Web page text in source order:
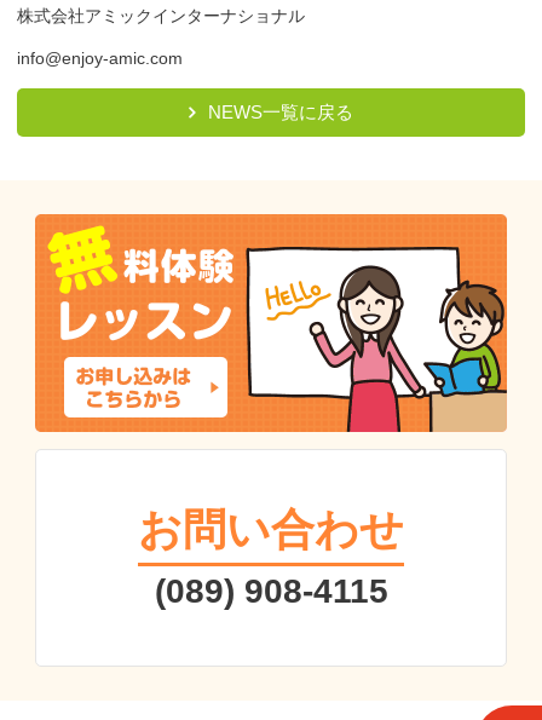
株式会社アミックインターナショナル
info@enjoy-amic.com
NEWS一覧に戻る
お問い合わせ
(089) 908-4115